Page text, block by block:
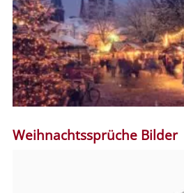
Weihnachtssprüche Bilder